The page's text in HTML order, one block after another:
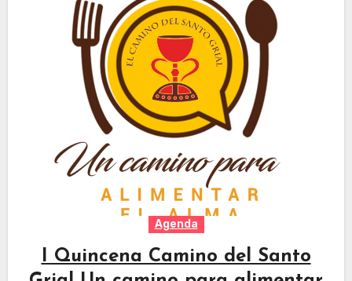
Agenda
I Quincena Camino del Santo